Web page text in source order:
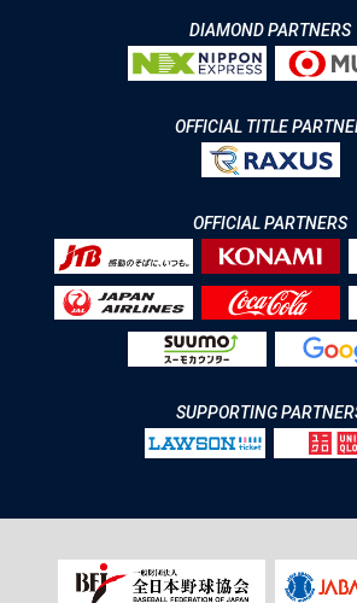
DIAMOND PARTNERS
OFFICIAL TITLE
OFFICIAL PARTNERS
SUPPORTING